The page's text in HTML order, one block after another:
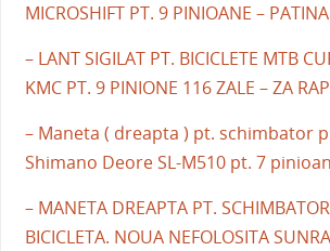
MICROSHIFT PT. 9 PINIOANE –
– LANT SIGILAT PT. BICICLETE MTB
KMC PT. 9 PINIONE 116 ZALE – ZA
– Maneta ( dreapta ) pt. schimbator
Shimano Deore SL-M510 pt. 7
– MANETA DREAPTA PT.
BICICLETA. NOUA NEFOLOSITA